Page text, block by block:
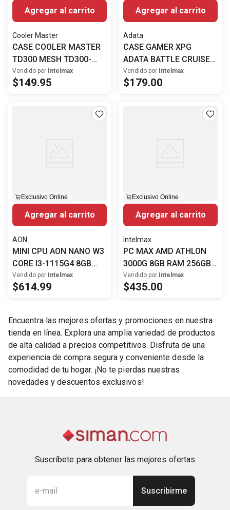
Agregar al carrito
Cooler Master
CASE COOLER MASTER
TD300 MESH TD300-
KGNN-S00
Vendido por Intelmax
$149.95
Agregar al carrito
Adata
CASE GAMER XPG
ADATA BATTLE CRUISER
WH C WW/
BATTLECRUISER-
Vendido por Intelmax
$179.00
Exclusivo Online
Agregar al carrito
AON
MINI CPU AON NANO W3
CORE I3-1115G4 8GB
RAM 512GB SSD AO-NU-
1003 WINDOWS 11
Vendido por Intelmax
$614.99
Exclusivo Online
Agregar al carrito
Intelmax
PC MAX AMD ATHLON
3000G 8GB RAM 256GB
SSD CASE CON FUENTE
AON WIN 11 PRO -
Vendido por Intelmax
$435.00
Encuentra las mejores ofertas y promociones en nuestra
tienda en línea. Explora una amplia variedad de productos
de alta calidad a precios competitivos. Disfruta de una
experiencia de compra segura y conveniente desde la
comodidad de tu hogar. ¡No te pierdas nuestras
novedades y descuentos exclusivos!
Suscríbete para obtener las mejores ofertas
Suscribirme